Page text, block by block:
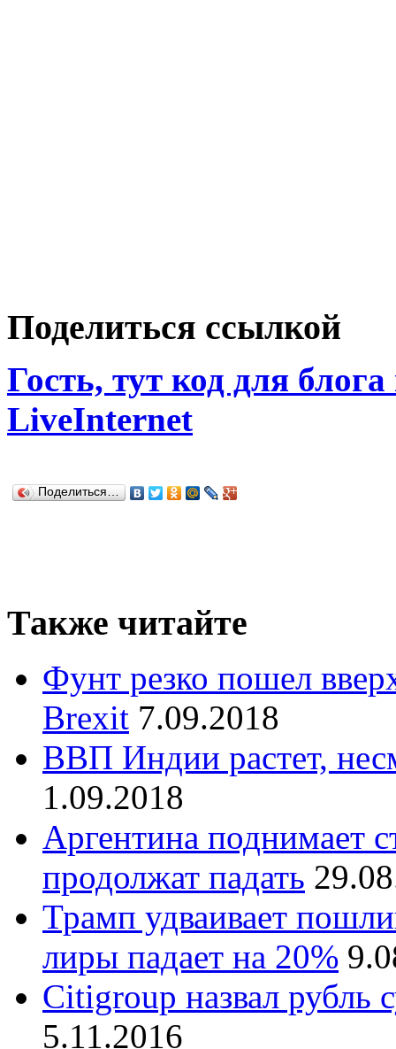
Поделиться ссылкой
Гость, тут код для
LiveInternet
Поделиться…
Также читайте
Фунт резко пошел
Brexit 7.09.2018
ВВП Индии растет,
1.09.2018
Аргентина поднимает
продолжат падать
Трамп удваивает
лиры падает на 20%
Citigroup назвал рубль
5.11.2016